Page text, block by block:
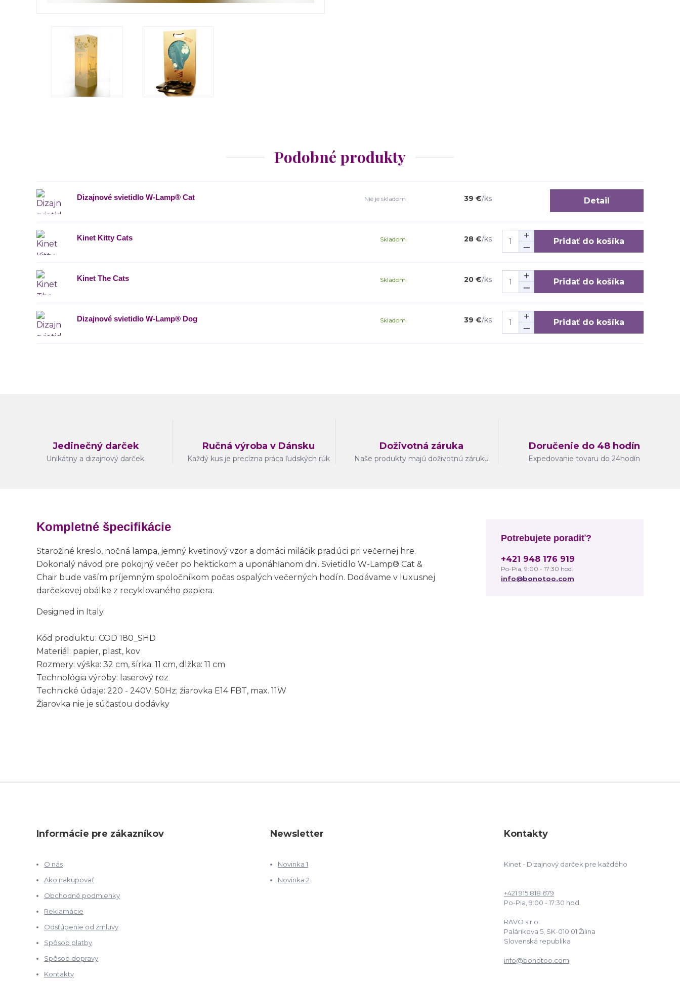
Podobné produkty
Dizajnové svietidlo W-Lamp® Cat 39 €/ks
Nie je skladom Detail
Kinet Kitty Cats 28 €/ks
Skladom Pridať do košíka
Kinet The Cats 20 €/ks
Skladom Pridať do košíka
Dizajnové svietidlo W-Lamp® Dog 39 €/ks
Skladom Pridať do košíka
Jedinečný darček
Unikátny a dizajnový darček.
Ručná výroba v Dánsku
Každý kus je precízna práca ľudských rúk
Doživotná záruka
Naše produkty majú doživotnú záruku
Doručenie do 48 hodín
Expedovanie tovaru do 24hodín
Kompletné špecifikácie
Starožiné kreslo, nočná lampa, jemný kvetinový vzor a domáci miláčik pradúci pri večernej hre.
Dokonalý návod pre pokojný večer po hektickom a uponáhľanom dni. Svietidlo W-Lamp® Cat &
Chair bude vaším príjemným spoločníkom počas ospalých večerných hodín. Dodávame v luxusnej
darčekovej obálke z recyklovaného papiera.
Designed in Italy.
Kód produktu: COD 180_SHD
Materiál: papier, plast, kov
Rozmery: výška: 32 cm, šírka: 11 cm, dlžka: 11 cm
Technológia výroby: laserový rez
Technické údaje: 220 - 240V; 50Hz; žiarovka E14 FBT, max. 11W
Žiarovka nie je súčasťou dodávky
Potrebujete poradiť?
+421 948 176 919
Po-Pia, 9:00 - 17:30 hod.
info@bonotoo.com
Informácie pre zákazníkov
O nás
Ako nakupovať
Obchodné podmienky
Reklamácie
Odstúpenie od zmluvy
Spôsob platby
Spôsob dopravy
Kontakty
Newsletter
Novinka 1
Novinka 2
Kontakty
Kinet - Dizajnový darček pre každého
+421 915 818 679
Po-Pia, 9:00 - 17:30 hod.
RAVO s.r.o.
Palárikova 5, SK-010 01 Žilina
Slovenská republika
info@bonotoo.com